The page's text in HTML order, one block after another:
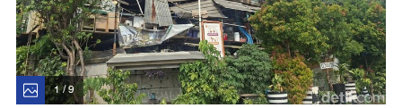
1 / 9